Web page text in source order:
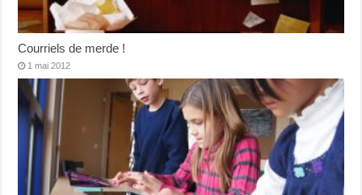
Courriels de merde !
1 mai 2012